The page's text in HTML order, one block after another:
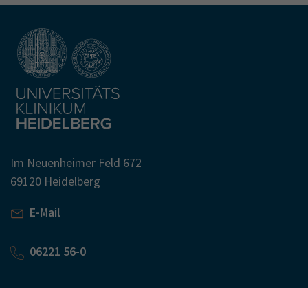
Im Neuenheimer Feld 672
69120 Heidelberg
E-Mail
06221 56-0